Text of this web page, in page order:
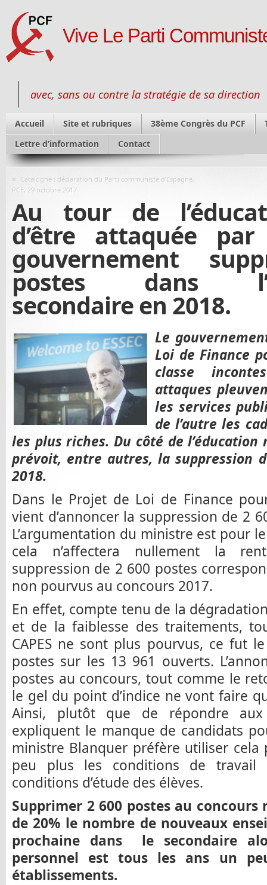
Vive Le Parti
avec, sans ou contre la stratégie de sa direction
Accueil Site et rubriques 38ème Congrès du PCF
Lettre d’information
Contact
« Catalogne : déclaration du Parti communiste d’Espagne,
PCE, 29 octobre 2017
Au tour de
d’être attaquée
gouvernement
postes dans
secondaire en 2018.
Le
Loi de Finance
classe
attaques
les services
de l’autre les
les plus riches. Du côté de
prévoit, entre autres, la suppression
2018.
Dans le Projet de Loi de Finance
vient d’annoncer la suppression de 2
L’argumentation du ministre est pour
cela n’affectera nullement la
suppression de 2 600 postes
non pourvus au concours 2017.
En effet, compte tenu de la
et de la faiblesse des traitements,
CAPES ne sont plus pourvus, ce fut
postes sur les 13 961 ouverts.
postes au concours, tout comme le
le gel du point d’indice ne vont faire
Ainsi, plutôt que de répondre
expliquent le manque de candidats
ministre Blanquer préfère utiliser
peu plus les conditions de travail
conditions d’étude des élèves.
Supprimer 2 600 postes au concours
de 20% le nombre de nouveaux
prochaine dans le secondaire
personnel est tous les ans un
établissements.